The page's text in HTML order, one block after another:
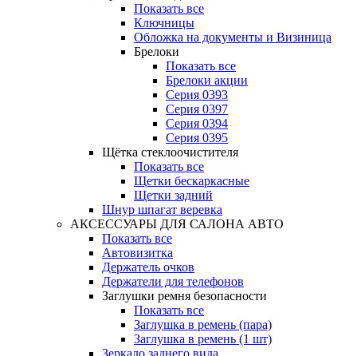
Показать все
Ключницы
Обложка на документы и Визиница
Брелоки
Показать все
Брелоки акции
Серия 0393
Серия 0397
Серия 0394
Серия 0395
Щётка стеклоочистителя
Показать все
Щетки бескаркасные
Щетки задний
Шнур шпагат веревка
АКСЕССУАРЫ ДЛЯ САЛОНА АВТО
Показать все
Автовизитка
Держатель очков
Держатели для телефонов
Заглушки ремня безопасности
Показать все
Заглушка в ремень (пара)
Заглушка в ремень (1 шт)